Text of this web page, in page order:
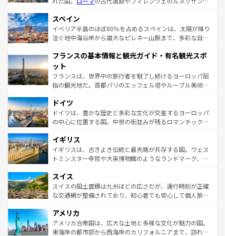
ろん、トスカーナの美しい田園風景やアマルフィ海岸の絶
景など、自然景観も見逃せない。観光の合間には、本場の
ピザやパスタなど、絶品のイタリア料理を堪能することも
ませてくれるイタリアで、忘れられない旅をしてみよう！
なお、新着のイタリア情報は
しい。
スペイン
イベリア半島のほぼ80％を占めるスペインは、太陽が降り
注ぐ地中海沿岸から雄大なピレネー山脈まで、多彩な自然
文化が根付くこの国では、情熱的なフラメンコ、熱気あふ
れる闘牛、そして美味しいタパスが生活の一部となってい
る。首都マドリードの洗練された雰囲気や、バルセロナの
アートに溢れた街角から、地方では古代ローマ遺跡や中世
せる。地方によって風土や気候が異なるスペインはその個
性で訪れる人を魅了する。 なお、新着のスペイン情報は コ
ンテンツ一覧を参照してほしい。
フランスの基本情報と観光ガイド・有名観光スポ
ット
フランスは、世界中の旅行者を魅了し続けるヨーロッパ屈
指の観光地だ。首都パリのエッフェル塔やルーブル美術館
で、幅広い魅力が詰まっている。華麗な宮殿、歴史的な大
聖堂、美しいビーチ、そして豊かな自然が、訪れる者を心
から魅了する。また、フランスは美食の国としても知ら
いる。シャンパンの発祥地であるランス、プロヴァンスの
香り高いラベンダー畑など、多彩な楽しみ方が可能だ。さ
らに、パリ以外の地域にも魅力が溢れており、どの街角に
れる地方に足を運ぶとそれぞれで全く異なる文化を体験で
きるだろう。 なお、新着のフランス情報はコンテンツ一覧
を参照してほしい。
ドイツ
ドイツは、豊かな歴史と多彩な文化が交差するヨーロッパ
の中心に位置する国。中世の街並みが残るロマンチック街
顔を持つこの国は、どこを歩いても飽きることがない。ベ
ルリンの文化的活気、バイエルン州のアルプスの絶景、そ
してライン川沿いのワイン畑といった風景は必見。ビール
は、お酒好きな人にはぜひ体験してほしい。 なお、新着の
ドイツ情報はコンテンツ一覧を参照してほしい。
イギリス
イギリスは、古きよき伝統と最先端が共存する国。ウェス
トミンスター寺院や大英博物館のようなランドマーク、歴
リアごとに異なる魅力がある。また、優雅なアフタヌーン
ティー、ビール好きにはたまらない英国パブ、サッカー観
戦など、本場だからこそできる体験も豊富。イギリスを旅
ンツ一覧を参照してほしい。
スイス
スイスの国土面積は九州ほどの広さだが、運行時刻が正確
な交通網が整備されており、初心者でも安心して個人旅行
の建物がそのまま残る町や、スイスならではのユニークな
博物館もあり、アルプス観光だけでなく町歩きも満喫する
ことができる。国民の所得が高いため物価も高いが、旅行
アメリカ
アメリカ合衆国は、広大な土地と多様な文化が魅力の国。
東海岸の都市部から西海岸のカリフォルニアまで、訪れる